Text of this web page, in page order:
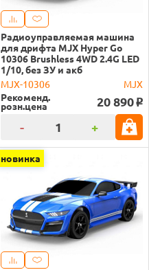
Радиоуправляемая машина
для дрифта MJX Hyper Go
10306 Brushless 4WD 2.4G LED
1/10, без ЗУ и акб
MJX-10306
MJX
Рекоменд.
розн.цена 20 890 o
- +
новинка